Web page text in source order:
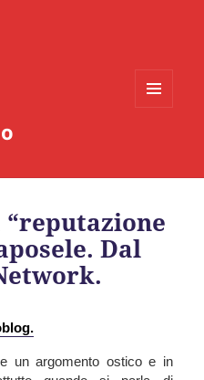
Dal
un argomento ostico e in